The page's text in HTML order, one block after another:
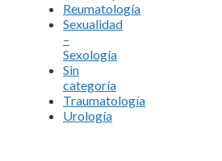
Reumatología
Sexualidad
–
Sexología
Sin
categoría
Traumatología
Urología